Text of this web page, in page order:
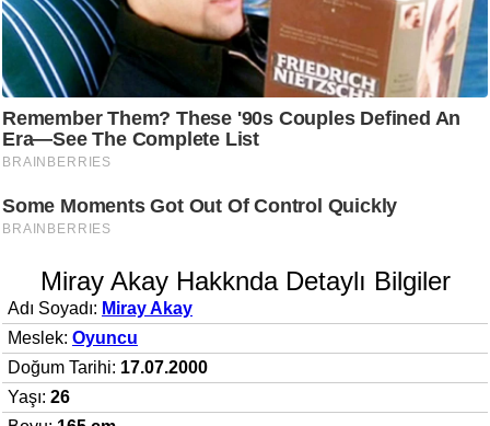
Miray Akay Hakknda Detaylı Bilgiler
Adı Soyadı: Miray Akay
Meslek: Oyuncu
Doğum Tarihi: 17.07.2000
Yaşı: 26